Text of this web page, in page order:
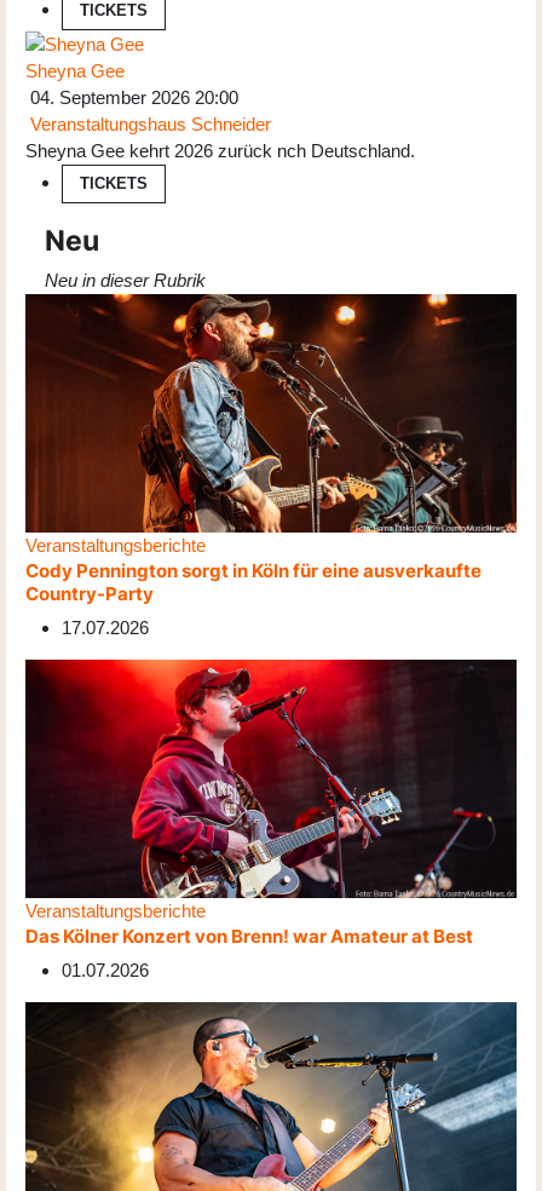
TICKETS
Sheyna Gee
04. September 2026 20:00
Veranstaltungshaus Schneider
Sheyna Gee kehrt 2026 zurück nch Deutschland.
TICKETS
Neu
Neu in dieser Rubrik
Veranstaltungsberichte
Cody Pennington sorgt in Köln für eine ausverkaufte
Country-Party
17.07.2026
Veranstaltungsberichte
Das Kölner Konzert von Brenn! war Amateur at Best
01.07.2026